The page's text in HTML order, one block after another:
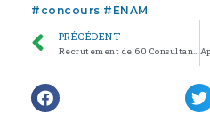
# concours # ENAM
PRÉCÉDENT
Recrutement de 60 Consultants spécialisés dans le 5S/KAIZEN